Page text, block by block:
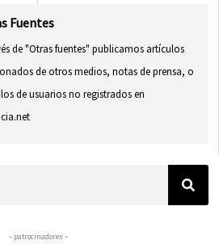
Fuentes
de "Otras fuentes" publicamos artículos
de otros medios, notas de prensa, o
de usuarios no registrados en
– patrocinadores –